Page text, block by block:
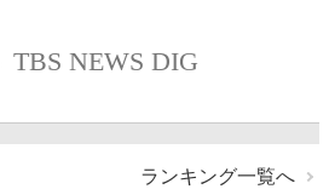
TBS NEWS DIG
ランキング一覧へ